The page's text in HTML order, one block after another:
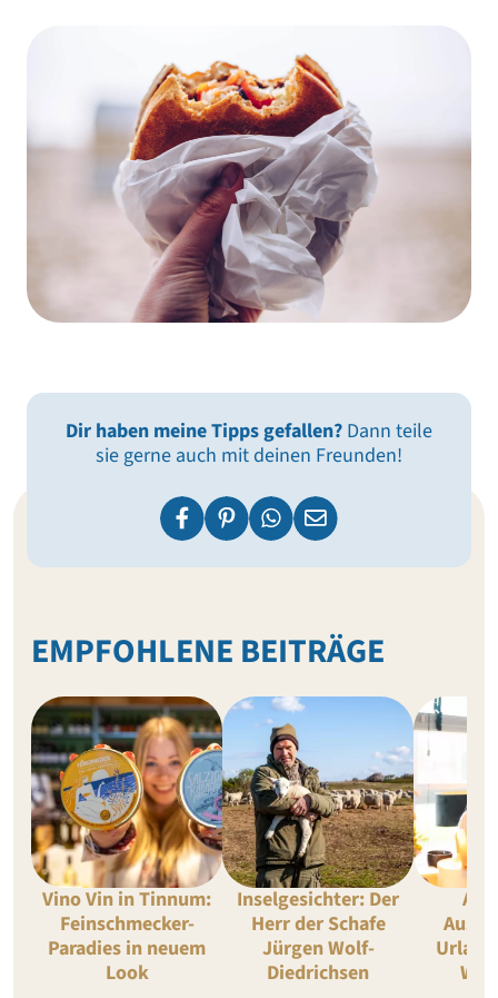
Dir haben meine Tipps gefallen? Dann teile
sie gerne auch mit deinen Freunden!
EMPFOHLENE BEITRÄGE
Vino Vin in Tinnum:
Feinschmecker-
Paradies in neuem
Look
Inselgesichter: Der
Herr der Schafe
Jürgen Wolf-
Diedrichsen